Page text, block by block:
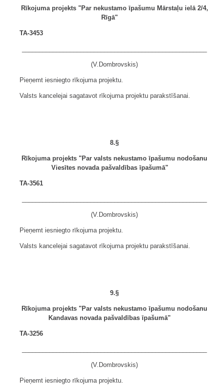
Rīkojuma projekts "Par nekustamo īpašumu Mārstaļu ielā 2/4,
Rīgā"
TA-3453
(V.Dombrovskis)
Pieņemt iesniegto rīkojuma projektu.
Valsts kancelejai sagatavot rīkojuma projektu parakstīšanai.
8.§
Rīkojuma projekts "Par valsts nekustamo īpašumu nodošanu
Viesītes novada pašvaldības īpašumā"
TA-3561
(V.Dombrovskis)
Pieņemt iesniegto rīkojuma projektu.
Valsts kancelejai sagatavot rīkojuma projektu parakstīšanai.
9.§
Rīkojuma projekts "Par valsts nekustamo īpašumu nodošanu
Kandavas novada pašvaldības īpašumā"
TA-3256
(V.Dombrovskis)
Pieņemt iesniegto rīkojuma projektu.